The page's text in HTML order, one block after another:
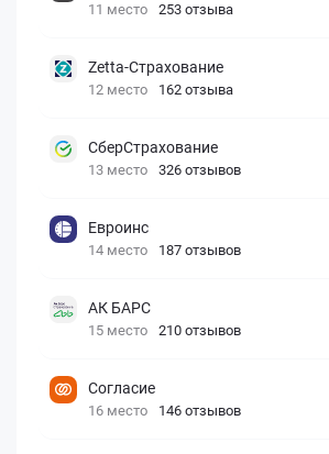
11 место 253 отзыва
Zetta-Страхование
12 место 162 отзыва
СберСтрахование
13 место 326 отзывов
Евроинс
14 место 187 отзывов
АК БАРС
15 место 210 отзывов
Согласие
16 место 146 отзывов